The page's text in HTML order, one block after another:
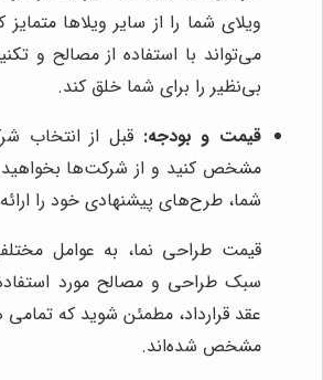
ویلای شما را از سایر ویلاها
می‌تواند با استفاده از مصالح و
بی‌نظیر را برای شما خلق کند.
قیمت و بودجه: قبل از انتخاب
مشخص کنید و از شرکت‌ها
شما، طرح‌های پیشنهادی خود را
قیمت طراحی نما، به عوامل
سبک طراحی و مصالح مورد
عقد قرارداد، مطمئن شوید که
مشخص شده‌اند.